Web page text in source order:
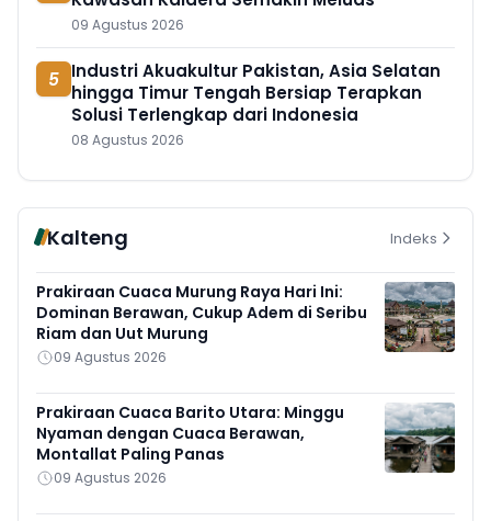
09 Agustus 2026
5 Industri Akuakultur Pakistan, Asia Selatan
hingga Timur Tengah Bersiap Terapkan
Solusi Terlengkap dari Indonesia
08 Agustus 2026
Kalteng Indeks
Prakiraan Cuaca Murung Raya Hari Ini:
Dominan Berawan, Cukup Adem di Seribu
Riam dan Uut Murung
09 Agustus 2026
Prakiraan Cuaca Barito Utara: Minggu
Nyaman dengan Cuaca Berawan,
Montallat Paling Panas
09 Agustus 2026